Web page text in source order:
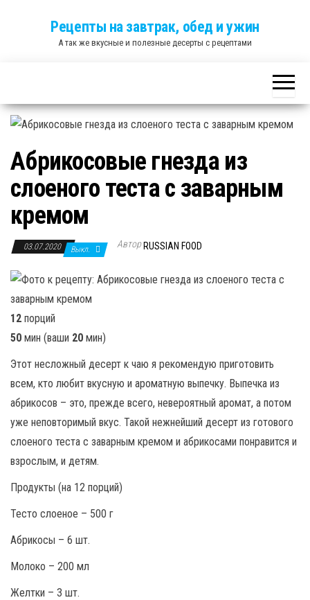
Рецепты на завтрак, обед и ужин
А так же вкусные и полезные десерты с рецептами
Абрикосовые гнезда из
слоеного теста с заварным
кремом
03.07.2020 Выкл. Автор RUSSIAN FOOD
12 порций
50 мин (ваши 20 мин)
Этот несложный десерт к чаю я рекомендую приготовить
всем, кто любит вкусную и ароматную выпечку. Выпечка из
абрикосов – это, прежде всего, невероятный аромат, а потом
уже неповторимый вкус. Такой нежнейший десерт из готового
слоеного теста с заварным кремом и абрикосами понравится и
взрослым, и детям.
Продукты (на 12 порций)
Тесто слоеное – 500 г
Абрикосы – 6 шт.
Молоко – 200 мл
Желтки – 3 шт.